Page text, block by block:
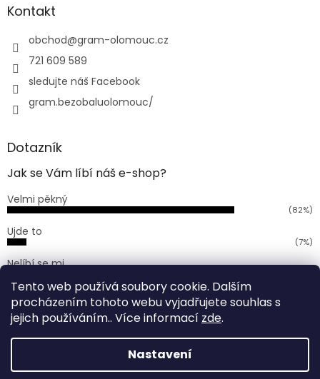
Tento web používá soubory cookie. Dalším
procházením tohoto webu vyjadřujete souhlas s
jejich používáním.. Více informací zde.
Nastavení
Vážení zákazníci, od 29.6. (pondělí) do 6. 7. (pondělí) bude
aKontakt
obchod@gram-olomouc.cz
721 609 589
sledujte náš Facebook
gram.bezobaluolomouc/
Dotazník
Jak se Vám líbí náš e-shop?
Velmi pěkný
(82%)
Ujde to
(7%)
Nelíbí se mi
Počet hlasů: 168